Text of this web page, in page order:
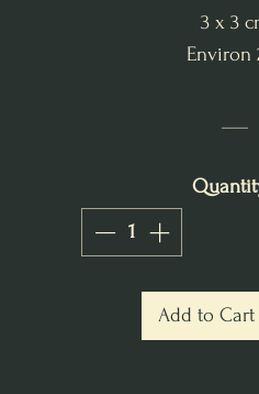
3 x 3
Environ
Add to Cart